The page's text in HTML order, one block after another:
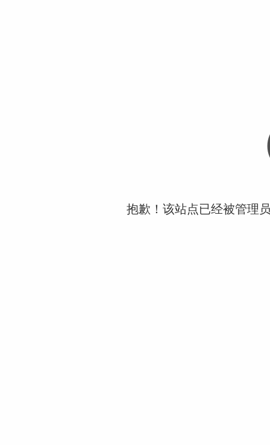
抱歉！该站点已经被管理